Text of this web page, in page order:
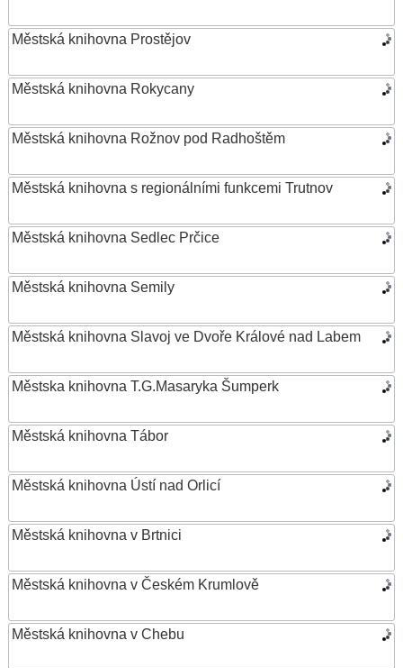
Městská knihovna Prostějov
Městská knihovna Rokycany
Městská knihovna Rožnov pod Radhoštěm
Městská knihovna s regionálními funkcemi Trutnov
Městská knihovna Sedlec Prčice
Městská knihovna Semily
Městská knihovna Slavoj ve Dvoře Králové nad Labem
Městska knihovna T.G.Masaryka Šumperk
Městská knihovna Tábor
Městská knihovna Ústí nad Orlicí
Městská knihovna v Brtnici
Městská knihovna v Českém Krumlově
Městská knihovna v Chebu